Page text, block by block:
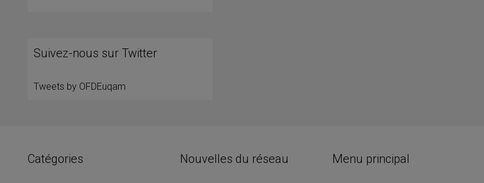
Suivez-nous sur Twitter
Tweets by OFDEuqam
Catégories Nouvelles du réseau Menu principal